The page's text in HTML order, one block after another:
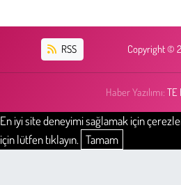
RSS Copyright ©
Haber Yazılımı: TE
En iyi site deneyimi sağlamak için
için lütfen tıklayın. Tamam